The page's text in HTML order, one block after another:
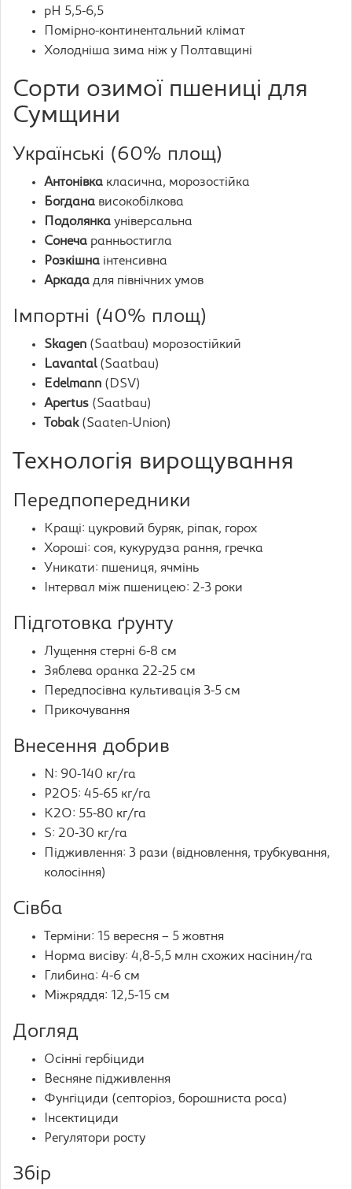
pH 5,5-6,5
Помірно-континентальний клімат
Холодніша зима ніж у Полтавщині
Сорти озимої пшениці для
Сумщини
Українські (60% площ)
Антонівка класична, морозостійка
Богдана високобілкова
Подолянка універсальна
Сонеча ранньостигла
Розкішна інтенсивна
Аркада для північних умов
Імпортні (40% площ)
Skagen (Saatbau) морозостійкий
Lavantal(Saatbau)
Edelmann (DSV)
Apertus (Saatbau)
Tobak(Saaten-Union)
Технологія вирощування
Передпопередники
Кращі: цукровий буряк, ріпак, горох
Хороші: соя, кукурудза рання, гречка
Уникати: пшениця, ячмінь
Інтервал між пшеницею: 2-3 роки
Підготовка ґрунту
Лущення стерні 6-8 см
Зяблева оранка 22-25 см
Передпосівна культивація 3-5 см
Прикочування
Внесення добрив
N: 90-140 кг/га
P2O5: 45-65 кг/га
K2O: 55-80 кг/га
S: 20-30 кг/га
Підживлення: 3 рази (відновлення, трубкування,
колосіння)
Сівба
Терміни: 15 вересня – 5 жовтня
Норма висіву: 4,8-5,5 млн схожих насінин/га
Глибина: 4-6 см
Міжряддя: 12,5-15 см
Догляд
Осінні гербіциди
Весняне підживлення
Фунгіциди (септоріоз, борошниста роса)
Інсектициди
Регулятори росту
Збір